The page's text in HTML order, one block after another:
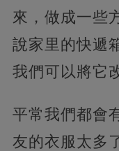
來，做成一些
說家里的快遞
我們可以將它
平常我們都會
友的衣服太多